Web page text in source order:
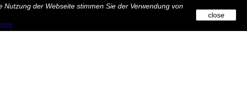
der Webseite stimmen Sie der Verwendung von
close